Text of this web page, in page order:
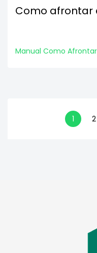
Como afrontar
Manual Como
1 2